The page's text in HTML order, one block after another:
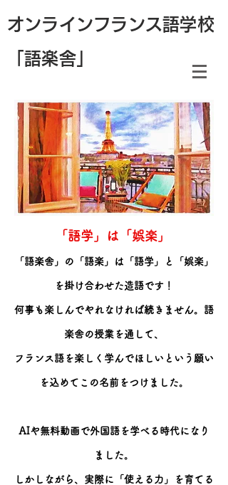
オンラインフランス語学校
「語楽舎」
「語学」は「娯楽」
「語楽舎」の「語楽」は「語学」と「娯楽」
を掛け合わせた造語です！
何事も楽しんでやれなければ続きません。語
楽舎の授業を通して、
フランス語を楽しく学んでほしいという願い
を込めてこの名前をつけました。
AIや無料動画で外国語を学べる時代になり
ました。
しかしながら、実際に「使える力」を育てる